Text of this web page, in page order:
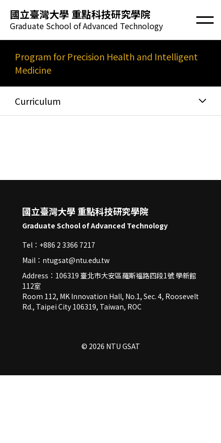
國立臺灣大學 重點科技研究學院
Graduate School of Advanced Technology
Program for Precision Health and Intelligent
Medicine
Curriculum
國立臺灣大學 重點科技研究學院
Graduate School of Advanced Technology
Tel：+886 2 3366 7217
Mail：ntugsat@ntu.edu.tw
Address：106319 臺北市大安區羅斯福路四段1號 學新館
112室
Room 112, MK Innovation Hall, No.1, Sec. 4, Roosevelt
Rd., Taipei City 106319, Taiwan, ROC
© 2026 NTU GSAT